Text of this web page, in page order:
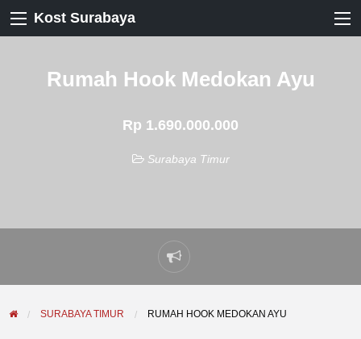
Kost Surabaya
Rumah Hook Medokan Ayu
Rp 1.690.000.000
Surabaya Timur
Laporkan
masalah
SURABAYA TIMUR RUMAH HOOK MEDOKAN AYU